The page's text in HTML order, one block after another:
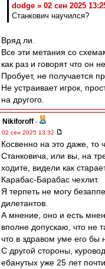
dodge » 02 сен 2025
Станкович научился?
Вряд ли.
Все эти метания со
как раз и говорят что он
Пробует, не получается
Не устраивает игрок,
на другого.
Nikiforoff -
02 сен 2025 13:32
Косвенно на это даже, то
Станковича, или вы, на
ходите, видели как
Карабас-Барабас чехлит.
Я терпеть не могу
дилетантов.
А мнение, оно и есть
вполне допускаю, что не
что в здравом уме его бы
С другой стороны,
ебанутых уже 25 лет